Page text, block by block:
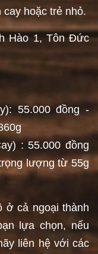
hoặc trẻ nhỏ.
Hào 1, Tôn Đức
55.000 đồng -
: 55.000 đồng
lượng từ 55g
ở cả ngoại thành
lựa chọn, nếu
liên hệ với các